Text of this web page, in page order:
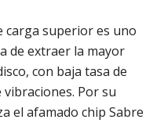
carga superior es uno
de extraer la mayor
con baja tasa de
Por su
el afamado chip Sabre